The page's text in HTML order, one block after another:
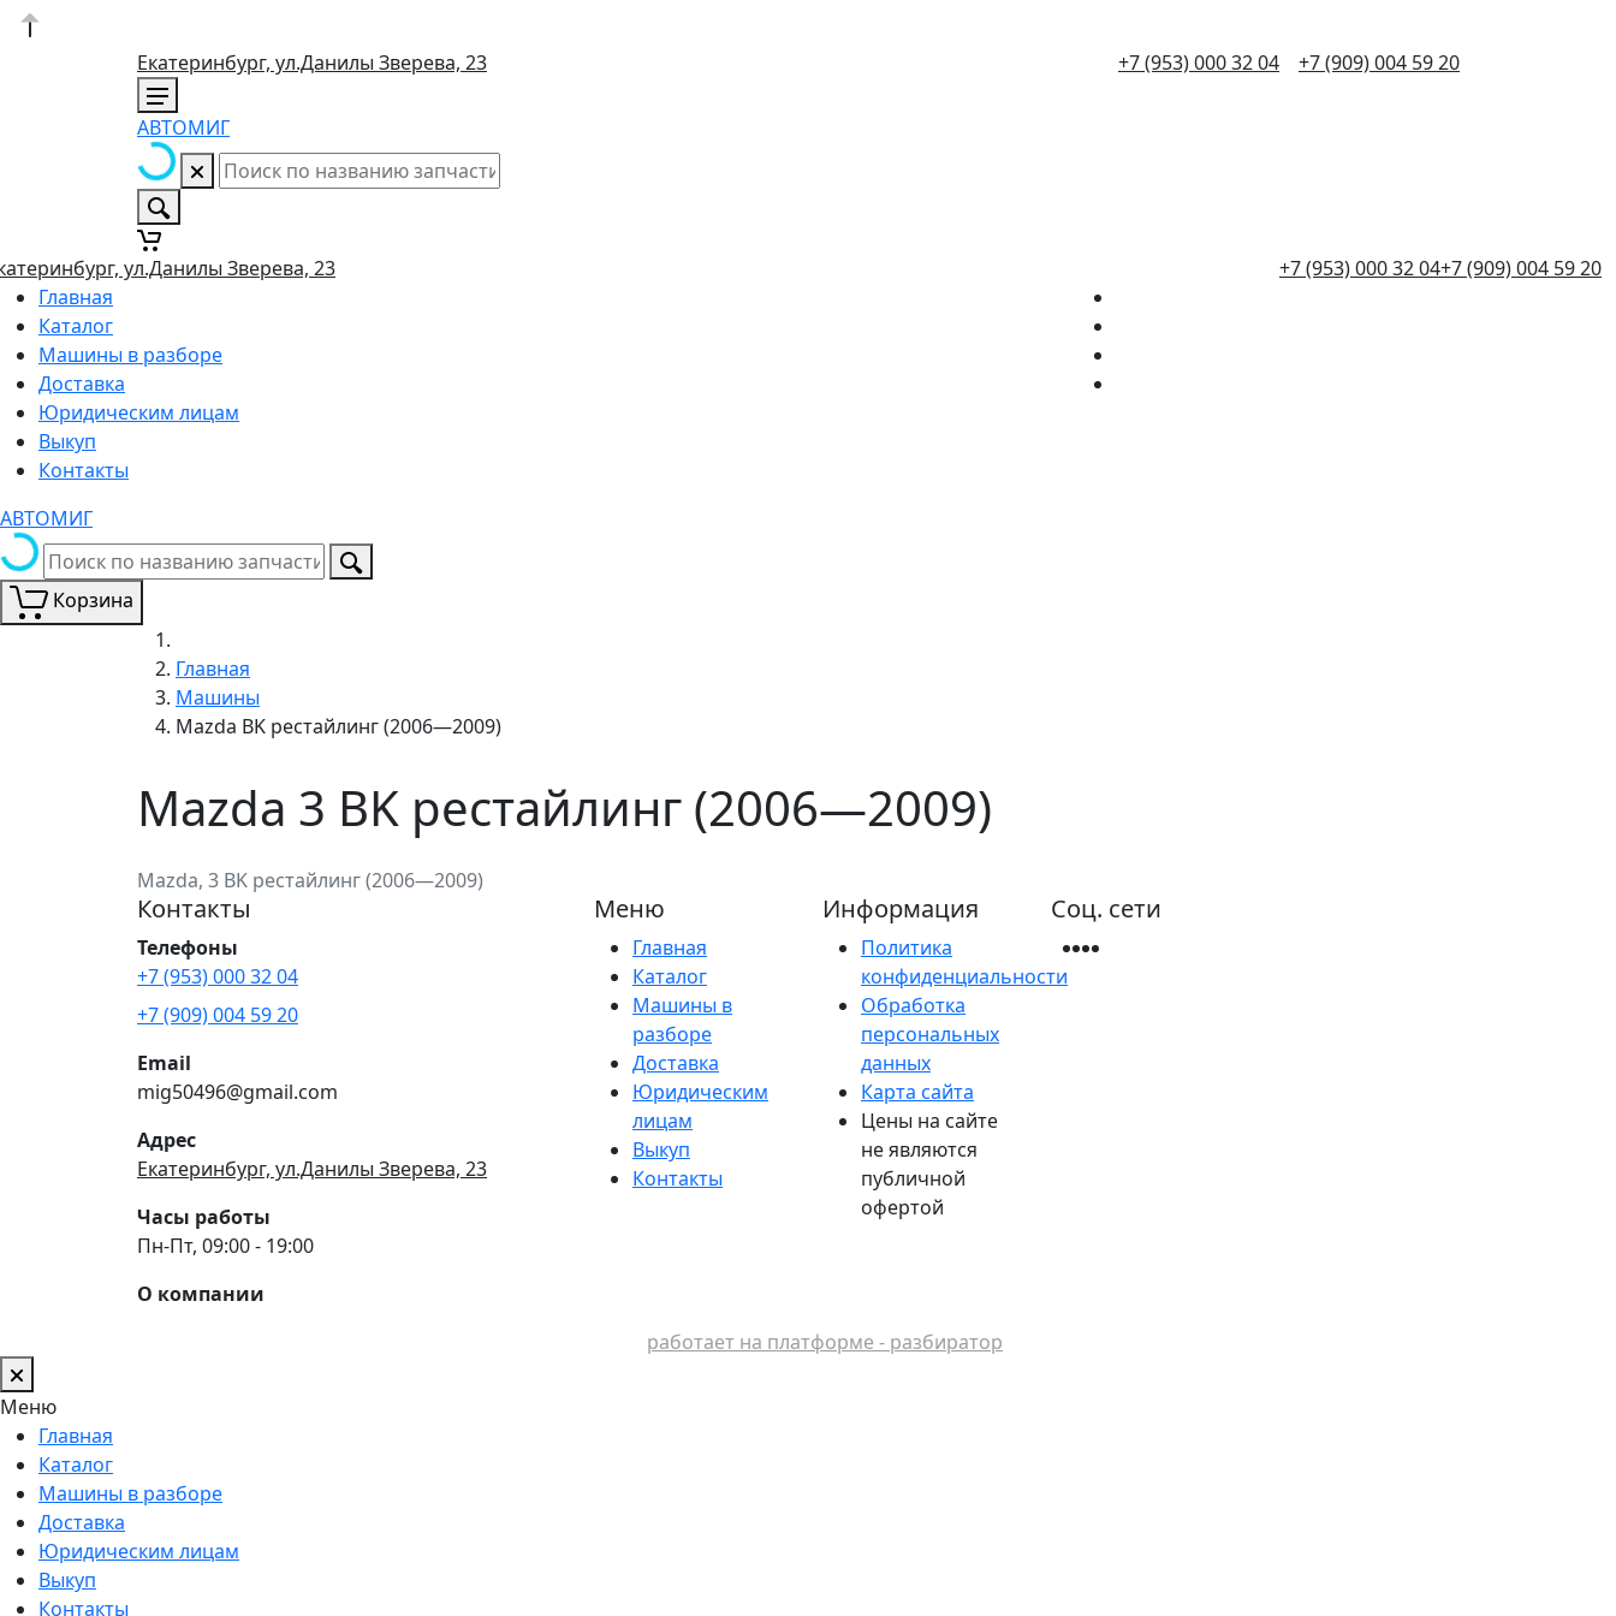
Екатеринбург, ул.Данилы Зверева, 23 +7 (953) 000 32 04 +7 (909) 004 59 20
АВТОМИГ
ул.Данилы Зверева, 23 +7 (953) 000 32 04+7 (909) 004 59 20
Главная
Каталог
Машины в разборе
Доставка
Юридическим лицам
Выкуп
Контакты
АВТОМИГ
Корзина
Главная
Машины
Mazda BK рестайлинг (2006—2009)
Mazda 3 BK рестайлинг (2006—2009)
Mazda, 3 BK рестайлинг (2006—2009)
Контакты
Телефоны
+7 (953) 000 32 04
+7 (909) 004 59 20
Email
mig50496@gmail.com
Адрес
Екатеринбург, ул.Данилы Зверева, 23
Часы работы
Пн-Пт, 09:00 - 19:00
О компании
Меню
Главная
Каталог
Машины в
разборе
Доставка
Юридическим
лицам
Выкуп
Контакты
Информация
Политика
конфиденциальности
Обработка
персональных
данных
Карта сайта
Цены на сайте
не являются
публичной
офертой
Соц. сети
работает на платформе - разбиратор
Меню
Главная
Каталог
Машины в разборе
Доставка
Юридическим лицам
Выкуп
Контакты